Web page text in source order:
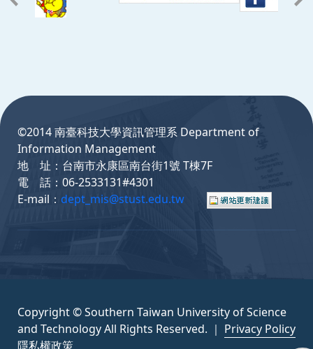
©2014 南臺科技大學資訊管理系 Department of
Information Management
地 址：台南市永康區南台街1號 T棟7F
電 話：06-2533131#4301
E-mail： dept_mis@stust.edu.tw
Copyright © Southern Taiwan University of Science
and Technology All Rights Reserved. ｜ Privacy Policy
隱私權政策